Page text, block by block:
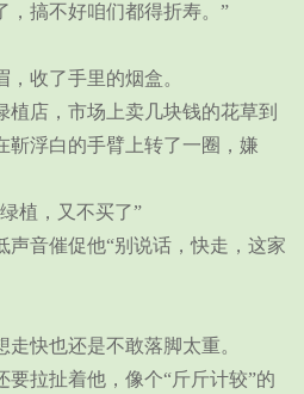
，搞不好咱们都得折寿。”
收了手里的烟盒。
植店，市场上卖几块钱的花草到
靳浮白的手臂上转了一圈，嫌
植，又不买了”
声音催促他“别说话，快走，这家
快也还是不敢落脚太重。
要拉扯着他，像个“斤斤计较”的